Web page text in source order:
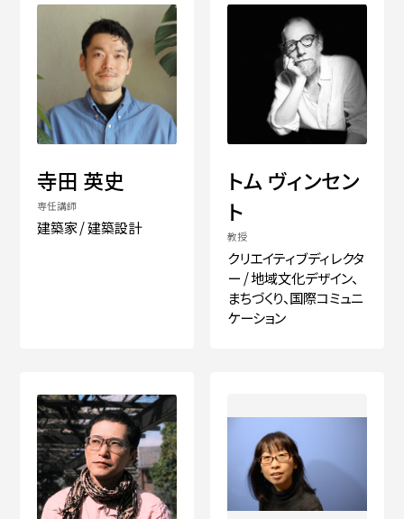
寺田 英史
専任講師
建築家 / 建築設計
トム ヴィンセン
ト
教授
クリエイティブディレクタ
ー / 地域文化デザイン、
まちづくり、国際コミュニ
ケーション